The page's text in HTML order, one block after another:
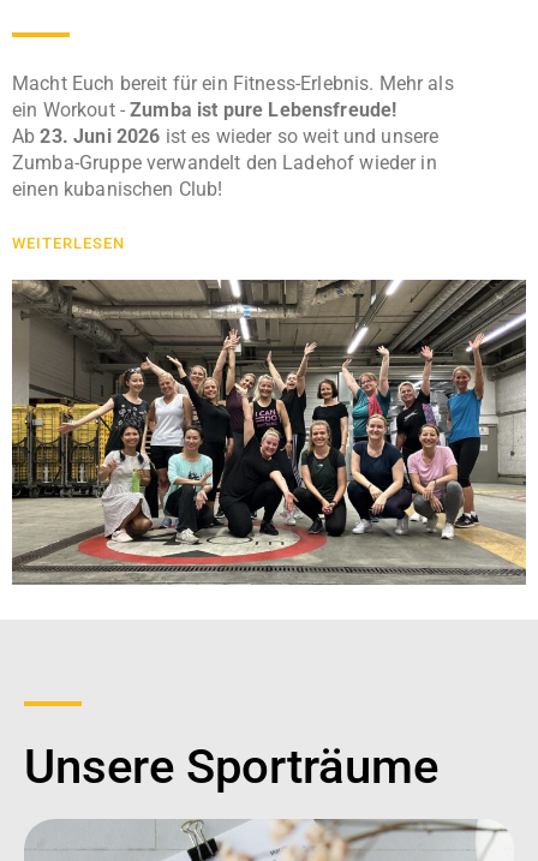
Macht Euch bereit für ein Fitness-Erlebnis. Mehr als
ein Workout -Zumba ist pure Lebensfreude!
Ab23. Juni 2026 ist es wieder so weit und unsere
Zumba-Gruppe verwandelt den Ladehof wieder in
einen kubanischen Club!
WEITERLESEN
Unsere Sporträume